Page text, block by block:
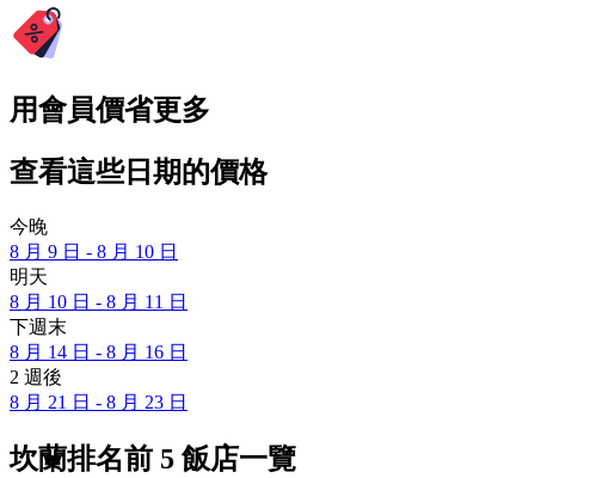
用會員價省更多
查看這些日期的價格
今晚
8 月 9 日 - 8 月 10 日
明天
8 月 10 日 - 8 月 11 日
下週末
8 月 14 日 - 8 月 16 日
2 週後
8 月 21 日 - 8 月 23 日
坎蘭排名前 5 飯店一覽